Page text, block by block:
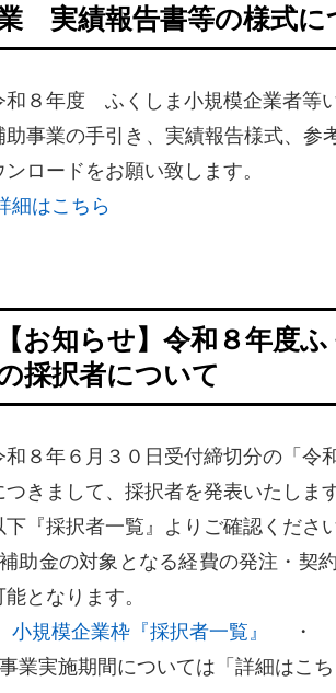
実績報告書等の様式に
和８年度 ふくしま小規模企業者等
助事業の手引き、実績報告様式、参
ンロードをお願い致します。
細はこちら
【お知らせ】令和８年度
採択者について
和８年６月３０日受付締切分の「令
つきまして、採択者を発表いたします
下『採択者一覧』よりご確認ください
助金の対象となる経費の発注・契
能となります。
小規模企業枠『採択者一覧』 ・
業実施期間については「詳細はこ